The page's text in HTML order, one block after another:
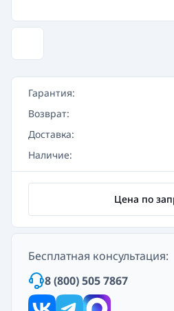
Гарантия:
Возврат:
Доставка:
Наличие:
Цена по
Бесплатная консультация:
8 (800) 505 7867